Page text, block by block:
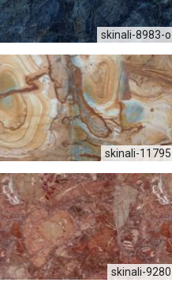
skinali-8983-o
skinali-11795
skinali-9280